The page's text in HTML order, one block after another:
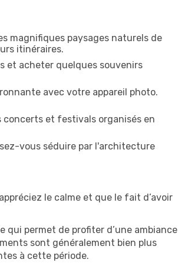
magnifiques paysages naturels de
itinéraires.
et acheter quelques souvenirs
avec votre appareil photo.
concerts et festivals organisés en
vous séduire par l'architecture
le calme et que le fait d’avoir
qui permet de profiter d’une ambiance
sont généralement bien plus
à cette période.